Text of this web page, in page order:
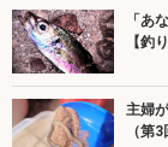
「あ
【釣
主婦
（第3